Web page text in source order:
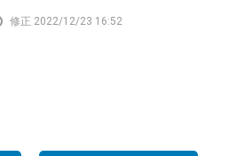
修正 2022/12/23 16:52